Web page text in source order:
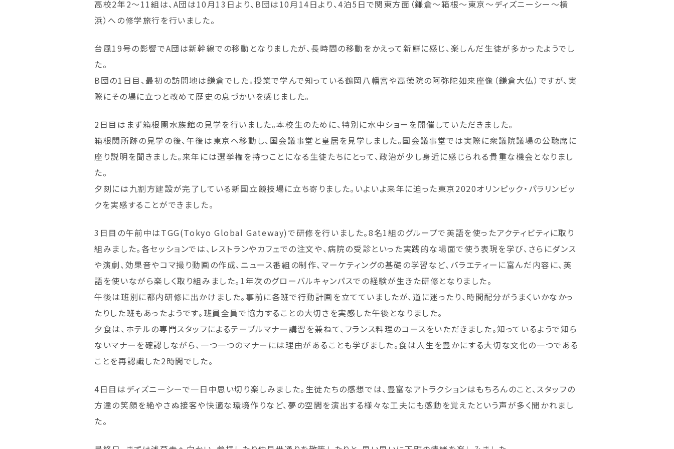
高校2年2～11組は、A団は10月13日より、B団は10月14日より、4泊5日で関東方面（鎌倉～箱根～東京～ディズニーシー～横
浜）への修学旅行を行いました。
台風19号の影響でA団は新幹線での移動となりましたが、長時間の移動をかえって新鮮に感じ、楽しんだ生徒が多かったようでし
た。
B団の1日目、最初の訪問地は鎌倉でした。授業で学んで知っている鶴岡八幡宮や高徳院の阿弥陀如来座像（鎌倉大仏）ですが、実
際にその場に立つと改めて歴史の息づかいを感じました。
2日目はまず箱根園水族館の見学を行いました。本校生のために、特別に水中ショーを開催していただきました。
箱根関所跡の見学の後、午後は東京へ移動し、国会議事堂と皇居を見学しました。国会議事堂では実際に衆議院議場の公聴席に
座り説明を聞きました。来年には選挙権を持つことになる生徒たちにとって、政治が少し身近に感じられる貴重な機会となりまし
た。
夕刻には九割方建設が完了している新国立競技場に立ち寄りました。いよいよ来年に迫った東京2020オリンピック・パラリンピッ
クを実感することができました。
3日目の午前中はTGG(Tokyo Global Gateway)で研修を行いました。8名1組のグループで英語を使ったアクティビティに取り
組みました。各セッションでは、レストランやカフェでの注文や、病院の受診といった実践的な場面で使う表現を学び、さらにダンス
や演劇、効果音やコマ撮り動画の作成、ニュース番組の制作、マーケティングの基礎の学習など、バラエティーに富んだ内容に、英
語を使いながら楽しく取り組みました。1年次のグローバルキャンパスでの経験が生きた研修となりました。
午後は班別に都内研修に出かけました。事前に各班で行動計画を立てていましたが、道に迷ったり、時間配分がうまくいかなかっ
たりした班もあったようです。班員全員で協力することの大切さを実感した午後となりました。
夕食は、ホテルの専門スタッフによるテーブルマナー講習を兼ねて、フランス料理のコースをいただきました。知っているようで知ら
ないマナーを確認しながら、一つ一つのマナーには理由があることも学びました。食は人生を豊かにする大切な文化の一つである
ことを再認識した2時間でした。
4日目はディズニーシーで一日中思い切り楽しみました。生徒たちの感想では、豊富なアトラクションはもちろんのこと、スタッフの
方達の笑顔を絶やさぬ接客や快適な環境作りなど、夢の空間を演出する様々な工夫にも感動を覚えたという声が多く聞かれまし
た。